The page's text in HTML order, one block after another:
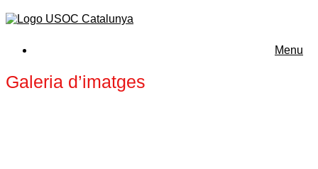
Menu
Galeria d’imatges